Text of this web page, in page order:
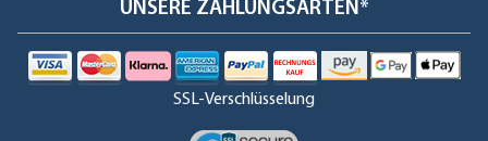
UNSERE ZAHLUNGSARTEN*
SSL-Verschlüsselung